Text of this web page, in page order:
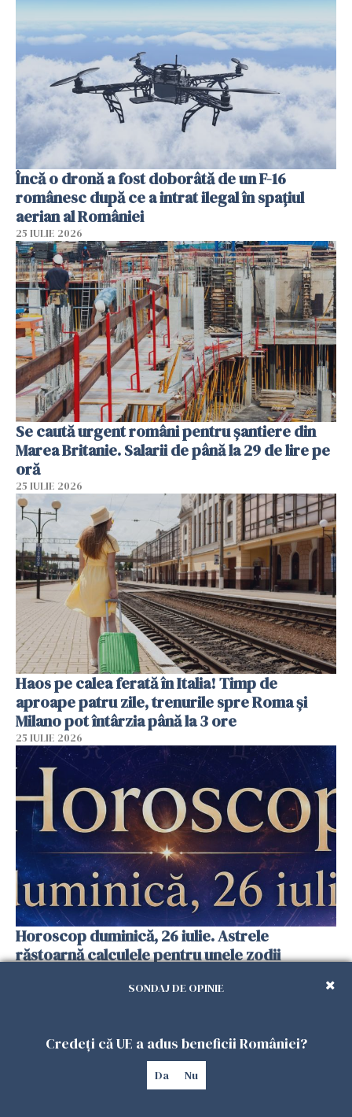
Încă o dronă a fost doborâtă de un F-16
românesc după ce a intrat ilegal în spațiul
aerian al României
25 IULIE 2026
Se caută urgent români pentru șantiere din
Marea Britanie. Salarii de până la 29 de lire pe
oră
25 IULIE 2026
Haos pe calea ferată în Italia! Timp de
aproape patru zile, trenurile spre Roma și
Milano pot întârzia până la 3 ore
25 IULIE 2026
Horoscop duminică, 26 iulie. Astrele
răstoarnă calculele pentru unele zodii
SONDAJ DE OPINIE
Credeți că UE a adus beneficii României?
Da Nu